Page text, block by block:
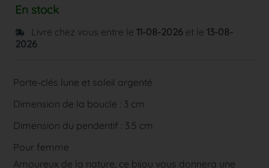
En stock
Livré chez vous entre le11-08-2026 et le13-08-
2026
Porte-clés lune et soleil argenté
Dimension de la boucle : 3 cm
Dimension du pendentif : 3.5 cm
Pour femme
Amoureux de la nature, ce bijou vous donnera une